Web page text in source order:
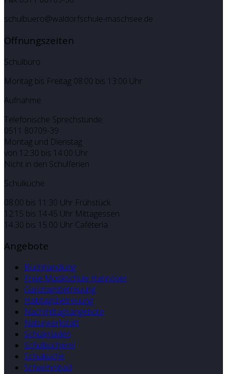
schulbuero@waldorfschule-maschsee.de
Öffnungszeiten
Schulbüro
Montag bis Freitag 08:00 bis 13:00 Uhr
Aufnahme
Telefonische Sprechstunde:
0511 80709-39
Montag und Dienstag
von 12:30 bis 14:00 Uhr
Nicht in den Schulferien
Schulküche
08:00 bis 11:30 Uhr Frühstück
12:15 bis 14:45 Uhr Mittagessen
14.30 bis 15.00 Uhr Caféteria
Angebote
Buchhandlung
Freie Musikschule Hannover
Ganztagsbetreuung
Halbtagsbetreuung
Nachmittagsangebote
Naturwerkstatt
Schülerladen
Schulbücherei
Schulküche
Schwimmbad